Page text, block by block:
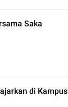
Saka
di Kampus